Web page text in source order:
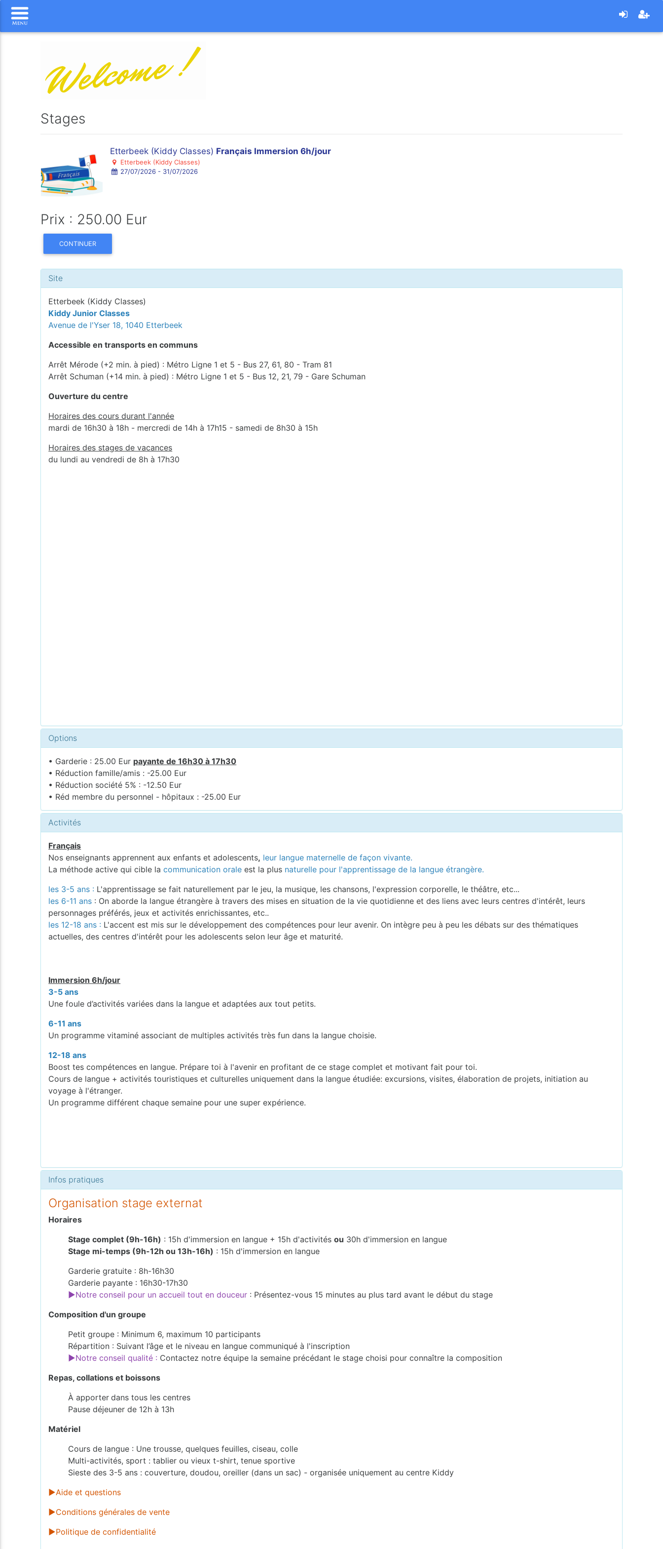
Stages
Etterbeek (Kiddy Classes) Français Immersion 6h/jour
Etterbeek (Kiddy Classes)
27/07/2026 - 31/07/2026
Prix : 250.00 Eur
CONTINUER
Site
Etterbeek (Kiddy Classes)
Kiddy Junior Classes
Avenue de l'Yser 18, 1040 Etterbeek
Accessible en transports en communs
Arrêt Mérode (+2 min. à pied) : Métro Ligne 1 et 5 - Bus 27, 61, 80 - Tram 81
Arrêt Schuman (+14 min. à pied) : Métro Ligne 1 et 5 - Bus 12, 21, 79 - Gare Schuman
Ouverture du centre
Horaires des cours durant l'année
mardi de 16h30 à 18h - mercredi de 14h à 17h15 - samedi de 8h30 à 15h
Horaires des stages de vacances
du lundi au vendredi de 8h à 17h30
Options
• Garderie : 25.00 Eur payante de 16h30 à 17h30
• Réduction famille/amis : -25.00 Eur
• Réduction société 5% : -12.50 Eur
• Réd membre du personnel - hôpitaux : -25.00 Eur
Activités
Français
Nos enseignants apprennent aux enfants et adolescents, leur langue maternelle de façon vivante.
La méthode active qui cible la communication orale est la plus naturelle pour l'apprentissage de la langue étrangère.
les 3-5 ans : L'apprentissage se fait naturellement par le jeu, la musique, les chansons, l'expression corporelle, le théâtre, etc...
les 6-11 ans : On aborde la langue étrangère à travers des mises en situation de la vie quotidienne et des liens avec leurs centres d'intérêt, leurs
personnages préférés, jeux et activités enrichissantes, etc..
les 12-18 ans : L'accent est mis sur le développement des compétences pour leur avenir. On intègre peu à peu les débats sur des thématiques
actuelles, des centres d'intérêt pour les adolescents selon leur âge et maturité.
Immersion 6h/jour
3-5 ans
Une foule d’activités variées dans la langue et adaptées aux tout petits.
6-11 ans
Un programme vitaminé associant de multiples activités très fun dans la langue choisie.
12-18 ans
Boost tes compétences en langue. Prépare toi à l'avenir en profitant de ce stage complet et motivant fait pour toi.
Cours de langue + activités touristiques et culturelles uniquement dans la langue étudiée: excursions, visites, élaboration de projets, initiation au
voyage à l'étranger.
Un programme différent chaque semaine pour une super expérience.
Infos pratiques
Organisation stage externat
Horaires
Stage complet (9h-16h) : 15h d'immersion en langue + 15h d'activitésou 30h d'immersion en langue
Stage mi-temps (9h-12h ou 13h-16h) : 15h d'immersion en langue
Garderie gratuite : 8h-16h30
Garderie payante : 16h30-17h30
►Notre conseil pour un accueil tout en douceur : Présentez-vous 15 minutes au plus tard avant le début du stage
Composition d'un groupe
Petit groupe : Minimum 6, maximum 10 participants
Répartition : Suivant l’âge et le niveau en langue communiqué à l'inscription
►Notre conseil qualité : Contactez notre équipe la semaine précédant le stage choisi pour connaître la composition
Repas, collations et boissons
À apporter dans tous les centres
Pause déjeuner de 12h à 13h
Matériel
Cours de langue : Une trousse, quelques feuilles, ciseau, colle
Multi-activités, sport : tablier ou vieux t-shirt, tenue sportive
Sieste des 3-5 ans : couverture, doudou, oreiller (dans un sac) - organisée uniquement au centre Kiddy
►Aide et questions
►Conditions générales de vente
►Politique de confidentialité